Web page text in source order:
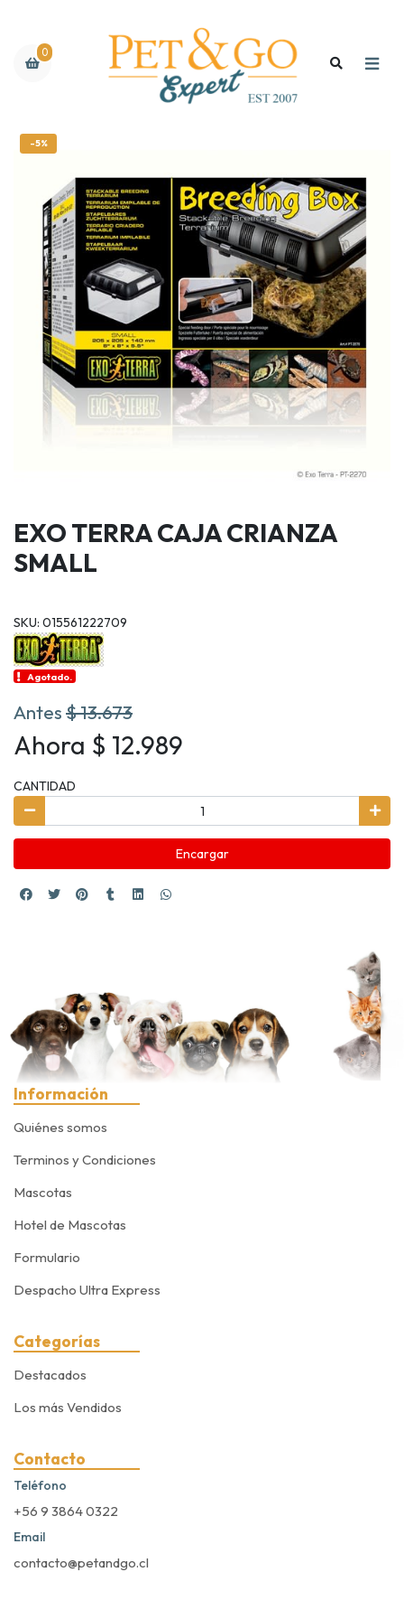
0
-5%
EXO TERRA CAJA CRIANZA
SMALL
SKU: 015561222709
Agotado.
Antes$ 13.673
Ahora $ 12.989
CANTIDAD
Encargar
Información
Quiénes somos
Terminos y Condiciones
Mascotas
Hotel de Mascotas
Formulario
Despacho Ultra Express
Categorías
Destacados
Los más Vendidos
Contacto
Teléfono
+56 9 3864 0322
Email
contacto@petandgo.cl